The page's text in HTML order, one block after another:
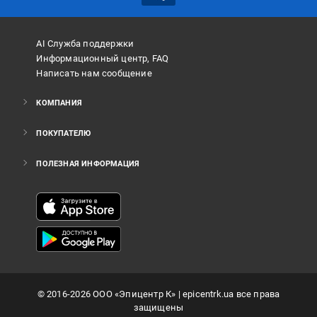
AI Служба поддержки
Информационный центр, FAQ
Написать нам сообщение
КОМПАНИЯ
ПОКУПАТЕЛЮ
ПОЛЕЗНАЯ ИНФОРМАЦИЯ
©2016-2026ООО «Эпицентр К» | epicentrk.ua все права
защищены